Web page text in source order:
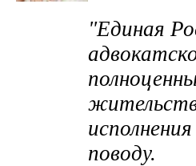
"Единая
поводу.